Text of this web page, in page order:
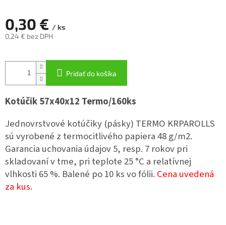
0,30 € / ks
0,24 € bez DPH
cena:
Pridať do košíka
Kotúčik 57x40x12 Termo/160ks
Jednovrstvové kotúčiky (pásky) TERMO KRPAROLLS
sú vyrobené z termocitlivého papiera 48 g/m2.
Garancia uchovania údajov 5, resp. 7 rokov pri
skladovaní v tme, pri teplote 25 °C a relatívnej
vlhkosti 65 %. Balené po 10 ks vo fólii. Cena uvedená
za kus.